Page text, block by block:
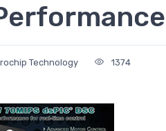
Technology 1374